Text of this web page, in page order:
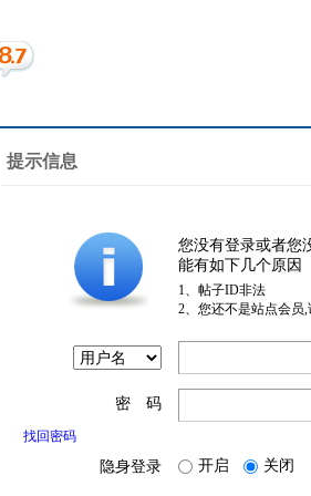
提示信息
您没有登录或者您
能有如下几个原因
1、帖子ID非法
2、您还不是站点会员
密 码
找回密码
隐身登录 开启 关闭